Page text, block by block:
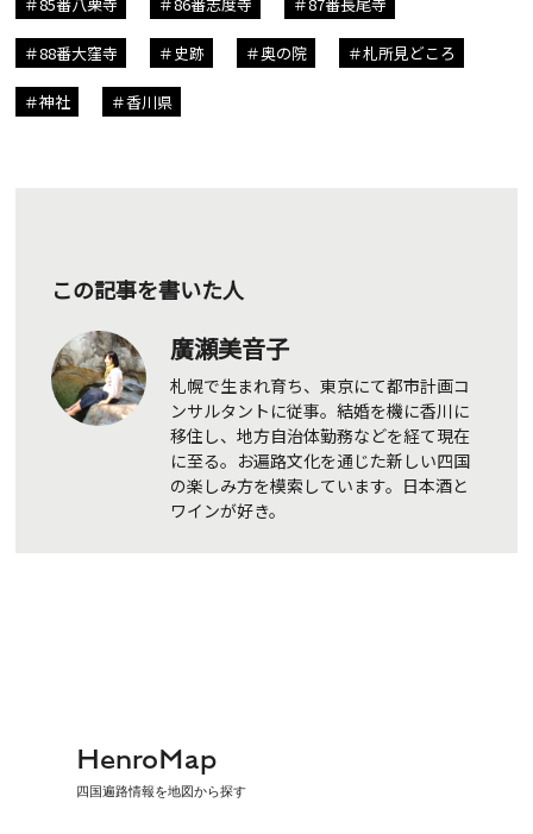
85番八栗寺 86番志度寺 87番長尾寺
88番大窪寺 史跡 奥の院 札所見どころ
神社 香川県
この記事を書いた人
廣瀬美音子
札幌で生まれ育ち、東京にて都市計画コ
ンサルタントに従事。結婚を機に香川に
移住し、地方自治体勤務などを経て現在
に至る。お遍路文化を通じた新しい四国
の楽しみ方を模索しています。日本酒と
ワインが好き。
HenroMap
四国遍路情報を地図から探す